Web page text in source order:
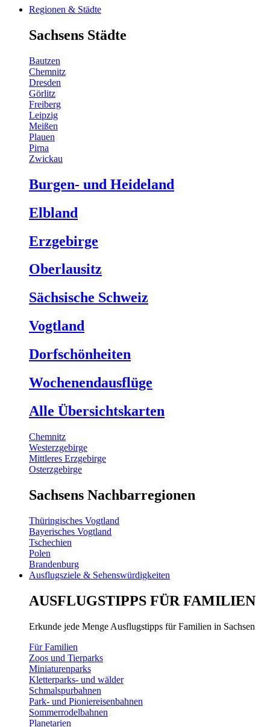
Regionen & Städte
Sachsens Städte
Bautzen
Chemnitz
Dresden
Görlitz
Freiberg
Leipzig
Meißen
Plauen
Pirna
Zwickau
Burgen- und Heideland
Elbland
Erzgebirge
Oberlausitz
Sächsische Schweiz
Vogtland
Dorfschönheiten
Wochenendausflüge
Alle Übersichtskarten
Chemnitz
Westerzgebirge
Mittleres Erzgebirge
Osterzgebirge
Sachsens Nachbarregionen
Thüringisches Vogtland
Bayerisches Vogtland
Tschechien
Polen
Brandenburg
Ausflugsziele & Sehenswürdigkeiten
AUSFLUGSTIPPS FÜR FAMILIEN
Erkunde jede Menge Ausflugstipps für Familien in Sachsen
Für Familien
Zoos und Tierparks
Miniaturenparks
Kletterparks- und wälder
Schmalspurbahnen
Park- und Pioniereisenbahnen
Sommerrodelbahnen
Planetarien